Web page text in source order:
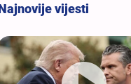
Najnovije vijesti